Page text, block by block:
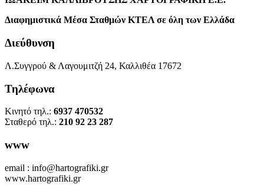
Διαφημιστικά Μέσα Σταθμών ΚΤΕΛ σε όλη των Ελλάδα
Διεύθυνση
Λ.Συγγρού & Λαγουμιτζή 24, Καλλιθέα 17672
Τηλέφωνα
Κινητό τηλ.: 6937 470532
Σταθερό τηλ.: 210 92 23 287
www
email : info@hartografiki.gr
www.hartografiki.gr